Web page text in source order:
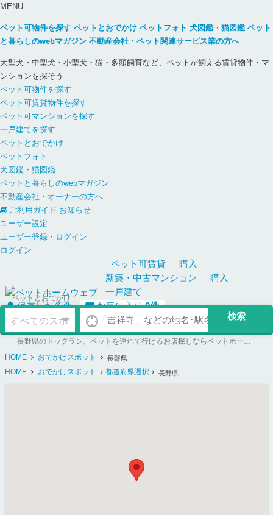
MENU
ペット可物件を探す ペットとおでかけ ペットフォト 犬図鑑・猫図鑑 ペット
と暮らしのwebマガジン 不動産会社・ペット関連サービス業の方へ
大型犬・中型犬・小型犬・猫・多頭飼育など、ペットが飼える賃貸物件・マ
ンションを探そう
ペット可物件を探す
ペット可賃貸物件を探す
ペット可マンションを探す
一戸建てを探す
ペットとおでかけ
ペットフォト
犬図鑑・猫図鑑
ペットと暮らしのwebマガジン
不動産会社・オーナーの方へ
ご利用ガイド お知らせ
ユーザー設定
ユーザー登録・ログイン
ログイン
ペット可賃貸
購入
新築・中古マンション
購入
一戸建て
保存した条件
お気に入り0件
ペットとおでかけ
長野県のドッグラン。ペットを連れて行けるお店探しならペットホームウェブ
HOME
おでかけスポット 長野県
HOME おでかけスポット 都道府県選択 長野県